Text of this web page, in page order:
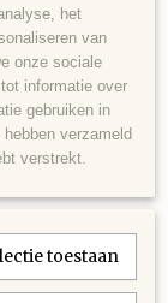
rhinestones.
het
van
onze sociale
informatie over
gebruiken in
verzameld
verstrekt.
toestaan